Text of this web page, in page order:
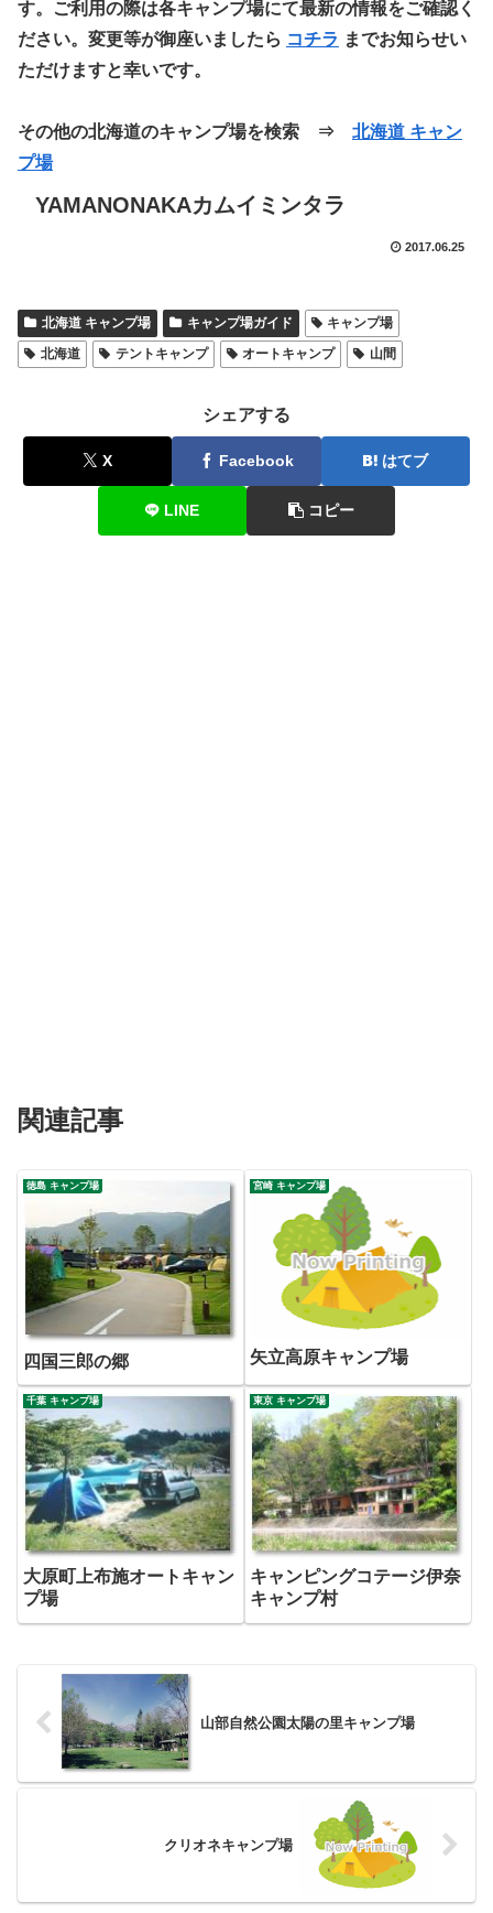
す。ご利用の際は各キャンプ場にて最新の情報をご確認く
ださい。変更等が御座いましたら コチラ までお知らせい
ただけますと幸いです。
その他の北海道のキャンプ場を検索 ⇒ 北海道 キャン
プ場
YAMANONAKAカムイミンタラ
2017.06.25
北海道 キャンプ場 キャンプ場ガイド
キャンプ場
北海道
テントキャンプ オートキャンプ 山間
シェアする
X Facebook はてブ
LINE コピー
関連記事
徳島 キャンプ場
四国三郎の郷
宮崎 キャンプ場
矢立高原キャンプ場
千葉 キャンプ場
大原町上布施オートキャン
プ場
東京 キャンプ場
キャンピングコテージ伊奈
キャンプ村
山部自然公園太陽の里キャンプ場
クリオネキャンプ場